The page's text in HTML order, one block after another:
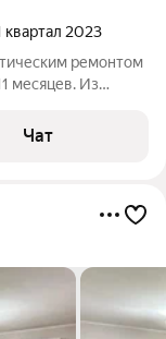
квартал 2023
ремонтом
месяцев. Из
2 лифта - 1
Чат